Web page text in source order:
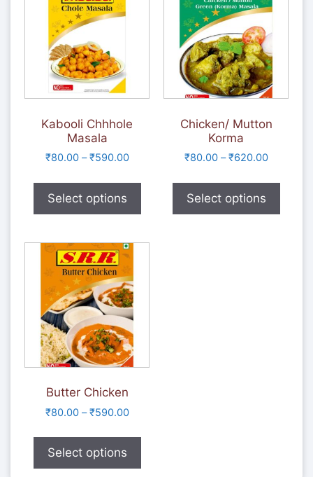
Kabooli Chhhole
Masala
₹80.00–₹590.00
Select options
Chicken/ Mutton
Korma
₹80.00–₹620.00
Select options
Butter Chicken
₹80.00–₹590.00
Select options